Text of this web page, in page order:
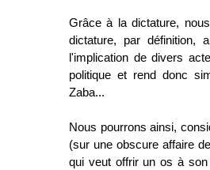
Grâce à la dictature,
dictature, par définition,
l'implication de divers
politique et rend donc
Zaba...
Nous pourrons ainsi,
(sur une obscure affaire
qui veut offrir un os à